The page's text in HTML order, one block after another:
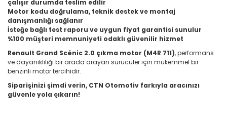
çalışır durumda teslim edilir
Motor kodu doğrulama, teknik destek ve montaj
danışmanlığı sağlanır
İsteğe bağlı test raporu ve uygun fiyat garantisi sunulur
%100 müşteri memnuniyeti odaklı güvenilir hizmet
Renault Grand Scénic 2.0 çıkma motor (M4R 711), performans
ve dayanıklılığı bir arada arayan sürücüler için mükemmel bir
benzinli motor tercihidir.
Siparişinizi şimdi verin, CTN Otomotiv farkıyla aracınızı
güvenle yola çıkarın!